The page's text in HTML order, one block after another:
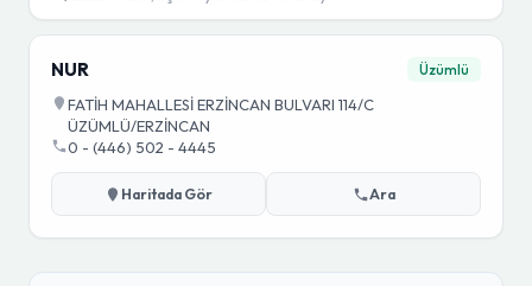
NUR Üzümlü
FATİH MAHALLESİ ERZİNCAN BULVARI 114/C
ÜZÜMLÜ/ERZİNCAN
0 - (446) 502 - 4445
Haritada Gör Ara